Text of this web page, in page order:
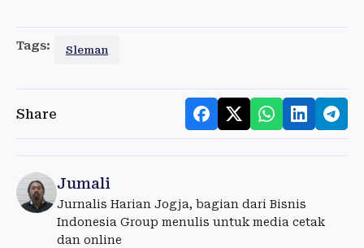
Tags: Sleman
Share
Jumali
Jurnalis Harian Jogja, bagian dari Bisnis
Indonesia Group menulis untuk media cetak
dan online